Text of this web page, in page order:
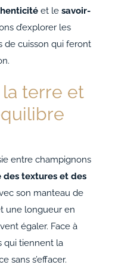
et le savoir-
d’explorer les
de cuisson qui feront
terre et
entre champignons
textures et des
son manteau de
une longueur en
égaler. Face à
qui tiennent la
sans s’effacer.